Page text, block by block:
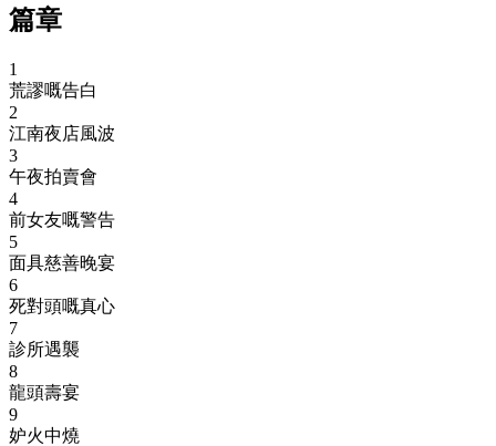
篇章
1
荒謬嘅告白
2
江南夜店風波
3
午夜拍賣會
4
前女友嘅警告
5
面具慈善晚宴
6
死對頭嘅真心
7
診所遇襲
8
龍頭壽宴
9
妒火中燒